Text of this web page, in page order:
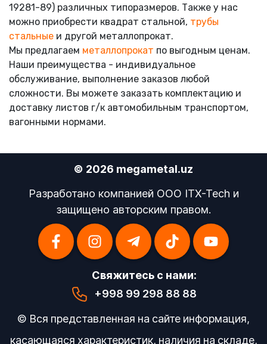
19281-89) различных типоразмеров. Также у нас
можно приобрести квадрат стальной, трубы
стальные и другой металлопрокат.
Мы предлагаем металлопрокат по выгодным ценам.
Наши преимущества - индивидуальное
обслуживание, выполнение заказов любой
сложности. Вы можете заказать комплектацию и
доставку листов г/к автомобильным транспортом,
вагонными нормами.
© 2026 megametal.uz
Разработано компанией OOO ITX-Tech и
защищено авторским правом.
Свяжитесь с нами:
+998 99 298 88 88
© Вся представленная на сайте информация,
касающаяся характеристик, наличия на складе,